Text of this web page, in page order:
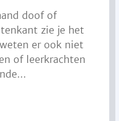
doof of
zie je het
er ook niet
of leerkrachten